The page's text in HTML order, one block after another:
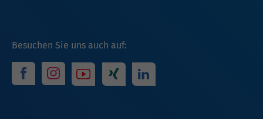
Besuchen Sie uns auch auf: